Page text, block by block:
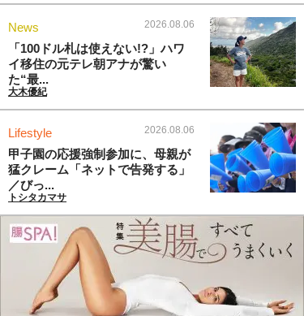
News 2026.08.06
「100ドル札は使えない!?」ハワ
イ移住の元テレ朝アナが驚い
た“最...
大木優紀
Lifestyle 2026.08.06
甲子園の応援強制参加に、母親が
猛クレーム「ネットで告発する」
／びっ...
トシタカマサ